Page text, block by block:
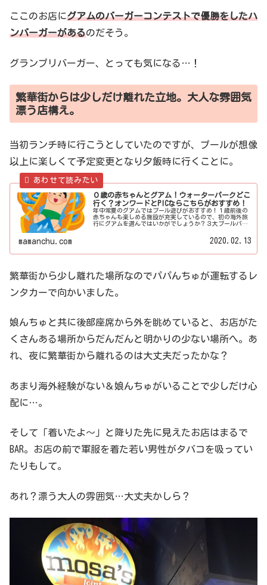
ここのお店にグアムのバーガーコンテストで優勝をしたハ
ンバーガーがあるのだそう。
グランプリバーガー、とっても気になる…！
繁華街からは少しだけ離れた立地。大人な雰囲気
漂う店構え。
当初ランチ時に行こうとしていたのですが、プールが想像
以上に楽しくて予定変更となり夕飯時に行くことに。
０歳の赤ちゃんとグアム！ウォーターパークどこ
行く？オンワードとPICならこちらがおすすめ！
年中常夏のグアムではプール遊びがおすすめ！１歳前後の
赤ちゃんも楽しめる施設が充実しているので、初の海外旅
行にグアムを選んではいかがでしょうか？３大プールパー
mamanchu.com 2020.02.13
繁華街から少し離れた場所なのでパパんちゅが運転するレ
ンタカーで向かいました。
娘んちゅと共に後部座席から外を眺めていると、お店がた
くさんある場所からだんだんと明かりの少ない場所へ。あ
れ、夜に繁華街から離れるのは大丈夫だったかな？
あまり海外経験がない＆娘んちゅがいることで少しだけ心
配に…。
そして「着いたよ〜」と降りた先に見えたお店はまるで
BAR。お店の前で軍服を着た若い男性がタバコを吸ってい
たりもして。
あれ？漂う大人の雰囲気…大丈夫かしら？